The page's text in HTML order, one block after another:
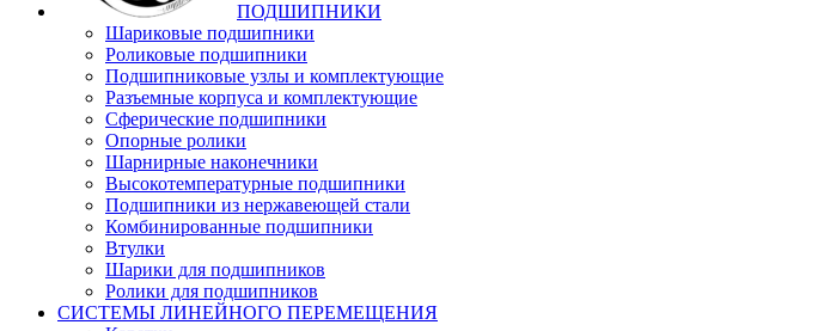
ПОДШИПНИКИ
Шариковые подшипники
Роликовые подшипники
Подшипниковые узлы и комплектующие
Разъемные корпуса и комплектующие
Сферические подшипники
Опорные ролики
Шарнирные наконечники
Высокотемпературные подшипники
Подшипники из нержавеющей стали
Комбинированные подшипники
Втулки
Шарики для подшипников
Ролики для подшипников
СИСТЕМЫ ЛИНЕЙНОГО ПЕРЕМЕЩЕНИЯ